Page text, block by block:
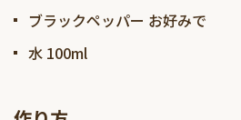
ブラックペッパー お好みで
水 100ml